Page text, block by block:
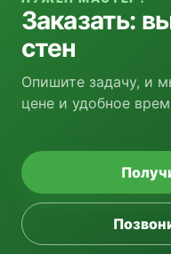
Заказать:
стен
Опишите задачу, и
цене и удобное